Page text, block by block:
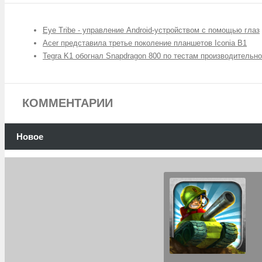
Eye Tribe - управление Android-устройством с помощью глаз
Acer представила третье поколение планшетов Iconia B1
Tegra K1 обогнал Snapdragon 800 по тестам
КОММЕНТАРИИ
Новое